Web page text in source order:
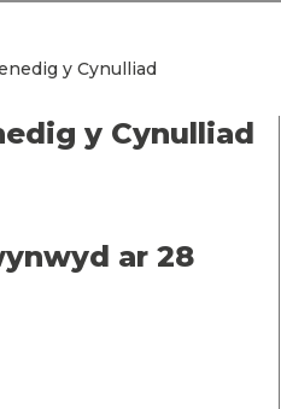
y Cynulliad
y Cynulliad
ar 28